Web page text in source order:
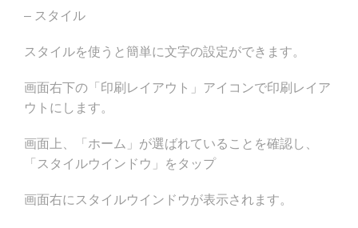
– スタイル
スタイルを使うと簡単に文字の設定ができます。
画面右下の「印刷レイアウト」アイコンで印刷レイア
ウトにします。
画面上、「ホーム」が選ばれていることを確認し、
「スタイルウインドウ」をタップ
画面右にスタイルウインドウが表示されます。